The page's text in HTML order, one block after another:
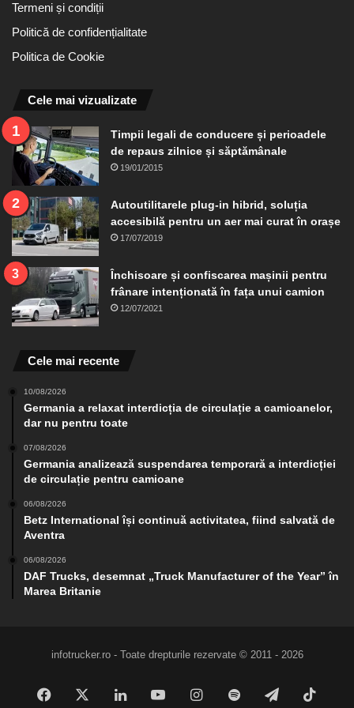
Termeni și condiții
Politică de confidențialitate
Politica de Cookie
Cele mai vizualizate
Timpii legali de conducere și perioadele
de repaus zilnice și săptămânale
19/01/2015
Autoutilitarele plug-in hibrid, soluția
accesibilă pentru un aer mai curat în orașe
17/07/2019
Închisoare și confiscarea mașinii pentru
frânare intenționată în fața unui camion
12/07/2021
Cele mai recente
10/08/2026
Germania a relaxat interdicția de circulație a camioanelor,
dar nu pentru toate
07/08/2026
Germania analizează suspendarea temporară a interdicției
de circulație pentru camioane
06/08/2026
Betz International își continuă activitatea, fiind salvată de
Aventra
06/08/2026
DAF Trucks, desemnat „Truck Manufacturer of the Year” în
Marea Britanie
infotrucker.ro - Toate drepturile rezervate © 2011 - 2026
Facebook LinkedInYouTubeInstagram
Spotify Telegram